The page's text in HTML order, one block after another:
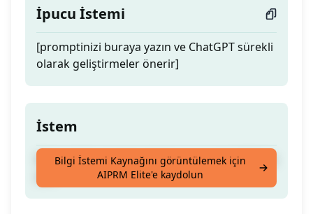
İpucu İstemi
[promptinizi buraya yazın ve ChatGPT sürekli
olarak geliştirmeler önerir]
İstem
Daha iyi bir prompt oluşturun ve geri bildirim
Bilgi İstemi Kaynağını görüntülemek için
AIPRM Elite'e kaydolun